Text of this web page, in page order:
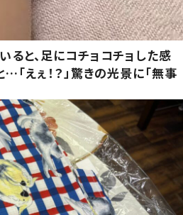
ると、足にコチョコチョした感
…「えぇ！？」驚きの光景に「無事